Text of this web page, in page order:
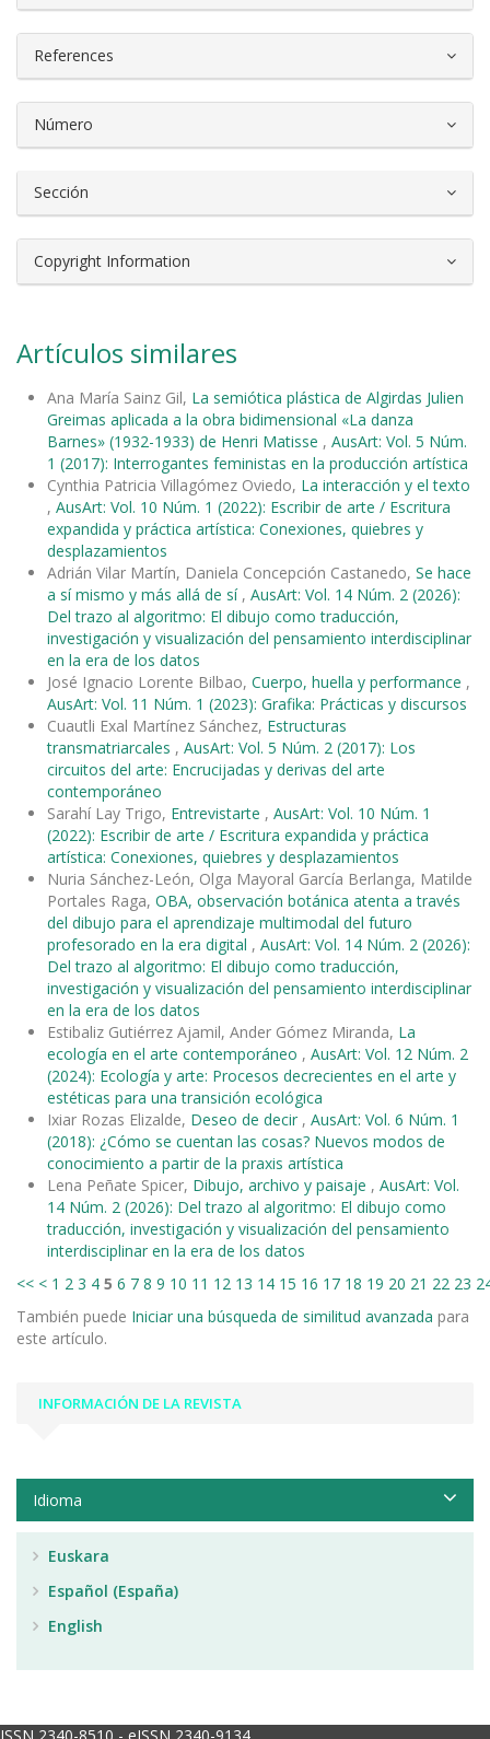
References
Número
Sección
Copyright Information
Artículos similares
Ana María Sainz Gil, La semiótica plástica de Algirdas Julien
Greimas aplicada a la obra bidimensional «La danza
Barnes» (1932-1933) de Henri Matisse , AusArt: Vol. 5 Núm.
1 (2017): Interrogantes feministas en la producción artística
Cynthia Patricia Villagómez Oviedo, La interacción y el texto
, AusArt: Vol. 10 Núm. 1 (2022): Escribir de arte / Escritura
expandida y práctica artística: Conexiones, quiebres y
desplazamientos
Adrián Vilar Martín, Daniela Concepción Castanedo, Se hace
a sí mismo y más allá de sí , AusArt: Vol. 14 Núm. 2 (2026):
Del trazo al algoritmo: El dibujo como traducción,
investigación y visualización del pensamiento interdisciplinar
en la era de los datos
José Ignacio Lorente Bilbao, Cuerpo, huella y performance ,
AusArt: Vol. 11 Núm. 1 (2023): Grafika: Prácticas y discursos
Cuautli Exal Martínez Sánchez, Estructuras
transmatriarcales , AusArt: Vol. 5 Núm. 2 (2017): Los
circuitos del arte: Encrucijadas y derivas del arte
contemporáneo
Sarahí Lay Trigo, Entrevistarte , AusArt: Vol. 10 Núm. 1
(2022): Escribir de arte / Escritura expandida y práctica
artística: Conexiones, quiebres y desplazamientos
Nuria Sánchez-León, Olga Mayoral García Berlanga, Matilde
Portales Raga, OBA, observación botánica atenta a través
del dibujo para el aprendizaje multimodal del futuro
profesorado en la era digital , AusArt: Vol. 14 Núm. 2 (2026):
Del trazo al algoritmo: El dibujo como traducción,
investigación y visualización del pensamiento interdisciplinar
en la era de los datos
Estibaliz Gutiérrez Ajamil, Ander Gómez Miranda, La
ecología en el arte contemporáneo , AusArt: Vol. 12 Núm. 2
(2024): Ecología y arte: Procesos decrecientes en el arte y
estéticas para una transición ecológica
Ixiar Rozas Elizalde, Deseo de decir , AusArt: Vol. 6 Núm. 1
(2018): ¿Cómo se cuentan las cosas? Nuevos modos de
conocimiento a partir de la praxis artística
Lena Peñate Spicer, Dibujo, archivo y paisaje , AusArt: Vol.
14 Núm. 2 (2026): Del trazo al algoritmo: El dibujo como
traducción, investigación y visualización del pensamiento
interdisciplinar en la era de los datos
<< < 1 2 3 4 5 6 7 8 9 10 11 12 13 14 15 16 17 18 19 20 21 22 23
También puede Iniciar una búsqueda de similitud avanzada para
este artículo.
INFORMACIÓN DE LA REVISTA
Idioma
Euskara
Español (España)
English